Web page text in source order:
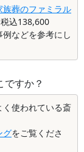
族葬のファミラル
税込138,600
などを参考にし
すか？
く使われている斎
グをご覧くださ